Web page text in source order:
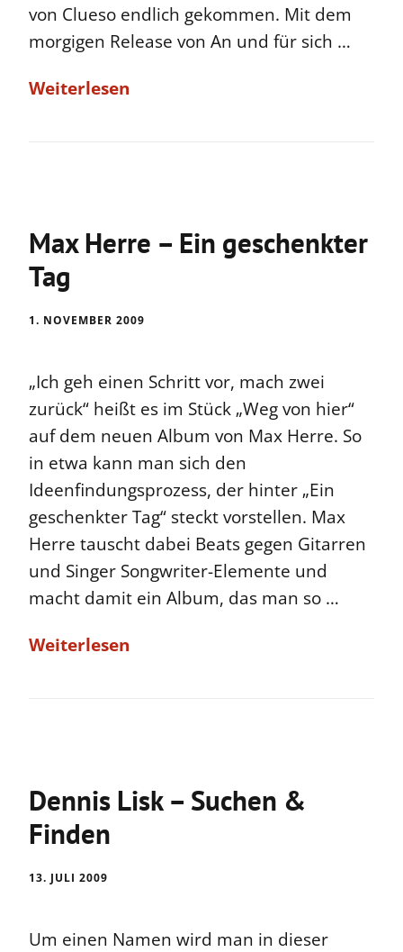
von Clueso endlich gekommen. Mit dem
morgigen Release von An und für sich …
Weiterlesen
Max Herre – Ein geschenkter
Tag
1. NOVEMBER 2009
„Ich geh einen Schritt vor, mach zwei
zurück“ heißt es im Stück „Weg von hier“
auf dem neuen Album von Max Herre. So
in etwa kann man sich den
Ideenfindungsprozess, der hinter „Ein
geschenkter Tag“ steckt vorstellen. Max
Herre tauscht dabei Beats gegen Gitarren
und Singer Songwriter-Elemente und
macht damit ein Album, das man so …
Weiterlesen
Dennis Lisk – Suchen &
Finden
13. JULI 2009
Um einen Namen wird man in dieser